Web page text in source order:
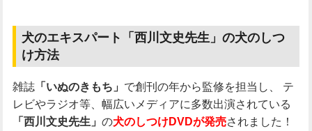
犬のエキスパート「西川文史先生」の犬のしつ
け方法
雑誌「いぬのきもち」 で創刊の年から監修を担当し、
テ
レビやラジオ等、幅広いメディアに多数出演されている
「西川文史先生」 の犬のしつけDVDが発売されました！